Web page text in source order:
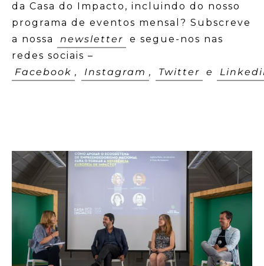
da Casa do Impacto, incluindo do nosso
programa de eventos mensal? Subscreve
a nossa
newsletter
e segue-nos nas
redes sociais –
Facebook , Instagram , Twitter e